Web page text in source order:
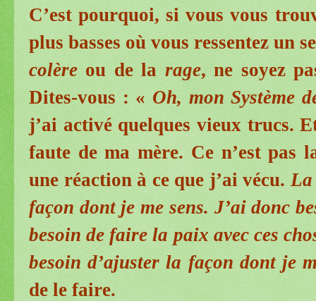
C’est pourquoi, si vous vous
plus basses où vous ressentez un
colère ou de la rage, ne soyez
Dites-vous : « Oh, mon Système
j’ai activé quelques vieux trucs.
faute de ma mère. Ce n’est pas
une réaction à ce que j’ai vécu. La
façon dont je me sens. J’ai donc
besoin de faire la paix avec ces
besoin d’ajuster la façon dont je
de le faire.